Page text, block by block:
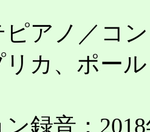
アノ／コン
カ、ポー
録音：